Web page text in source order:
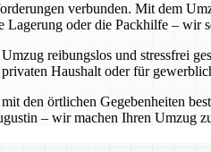
verbunden. Mit dem
oder die Packhilfe – wir
reibungslos und stressfrei
Haushalt oder für
den örtlichen Gegebenheiten
– wir machen Ihren Umzug